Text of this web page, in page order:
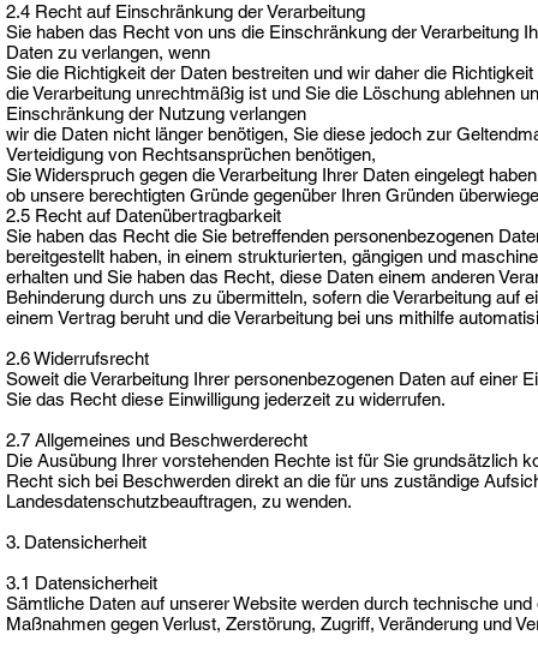
2.4 Recht auf Einschränkung der Verarbeitung
Sie haben das Recht von uns die Einschränkung der Verarbeitung
Daten zu verlangen, wenn
Sie die Richtigkeit der Daten bestreiten und wir daher die Richtigkeit
die Verarbeitung unrechtmäßig ist und Sie die Löschung ablehnen
Einschränkung der Nutzung verlangen
wir die Daten nicht länger benötigen, Sie diese jedoch zur
Verteidigung von Rechtsansprüchen benötigen,
Sie Widerspruch gegen die Verarbeitung Ihrer Daten eingelegt
ob unsere berechtigten Gründe gegenüber Ihren Gründen
2.5 Recht auf Datenübertragbarkeit
Sie haben das Recht die Sie betreffenden personenbezogenen
bereitgestellt haben, in einem strukturierten, gängigen und
erhalten und Sie haben das Recht, diese Daten einem anderen
Behinderung durch uns zu übermitteln, sofern die Verarbeitung auf
einem Vertrag beruht und die Verarbeitung bei uns mithilfe
2.6 Widerrufsrecht
Soweit die Verarbeitung Ihrer personenbezogenen Daten auf einer
Sie das Recht diese Einwilligung jederzeit zu widerrufen.
2.7 Allgemeines und Beschwerderecht
Die Ausübung Ihrer vorstehenden Rechte ist für Sie grundsätzlich
Recht sich bei Beschwerden direkt an die für uns zuständige
Landesdatenschutzbeauftragen, zu wenden.
3. Datensicherheit
3.1 Datensicherheit
Sämtliche Daten auf unserer Website werden durch technische
Maßnahmen gegen Verlust, Zerstörung, Zugriff, Veränderung und